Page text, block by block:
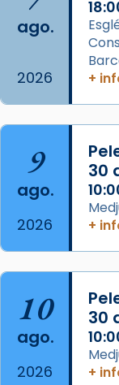
2 weeks
Aquest
missa
comitè
Josep
concelebrat
Mons. David
📸 Dr. G.
Foto
2 weeks
Memòria de
ago.
2026
+
9
ago.
2026
30
+
10
ago.
2026
30
+